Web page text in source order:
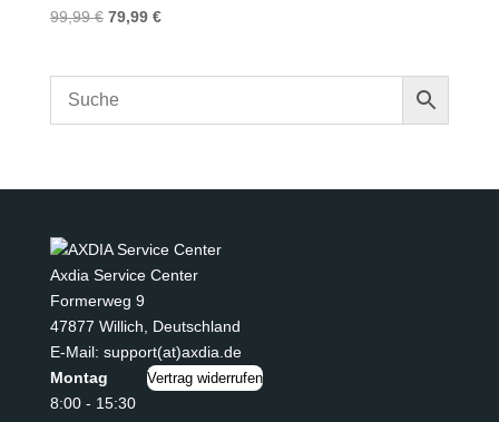
99,99€ Ursprünglicher
99,99 €
79,99 €Aktueller
Axdia Service Center
Formerweg 9
47877 Willich, Deutschland
E-Mail: support(at)axdia.de
Montag
8:00 - 15:30
Vertrag widerrufen